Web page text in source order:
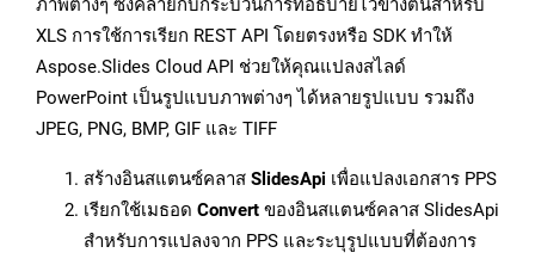
ภาพต่างๆ ซึ่งคล้ายกับกระบวนการที่อธิบายไว้ข้างต้นสำหรับ
XLS การใช้การเรียก REST API โดยตรงหรือ SDK ทำให้
Aspose.Slides Cloud API ช่วยให้คุณแปลงสไลด์
PowerPoint เป็นรูปแบบภาพต่างๆ ได้หลายรูปแบบ รวมถึง
JPEG, PNG, BMP, GIF และ TIFF
สร้างอินสแตนซ์คลาส SlidesApi เพื่อแปลงเอกสาร PPS
เรียกใช้เมธอด Convert ของอินสแตนซ์คลาส SlidesApi
สำหรับการแปลงจาก PPS และระบุรูปแบบที่ต้องการ